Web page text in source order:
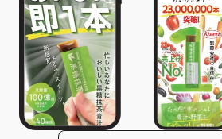
お役立ち資料
会社概要